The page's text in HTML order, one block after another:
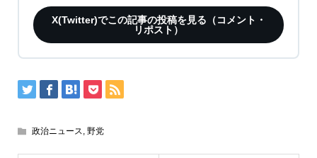
X(Twitter)でこの記事の投稿を見る（コメント・
リポスト）
政治ニュース, 野党